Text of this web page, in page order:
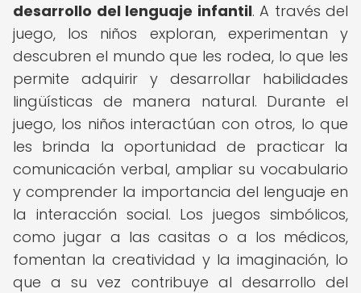
desarrollo del lenguaje infantil. A través del
juego, los niños exploran, experimentan y
descubren el mundo que les rodea, lo que les
permite adquirir y desarrollar habilidades
lingüísticas de manera natural. Durante el
juego, los niños interactúan con otros, lo que
les brinda la oportunidad de practicar la
comunicación verbal, ampliar su vocabulario
y comprender la importancia del lenguaje en
la interacción social. Los juegos simbólicos,
como jugar a las casitas o a los médicos,
fomentan la creatividad y la imaginación, lo
que a su vez contribuye al desarrollo del